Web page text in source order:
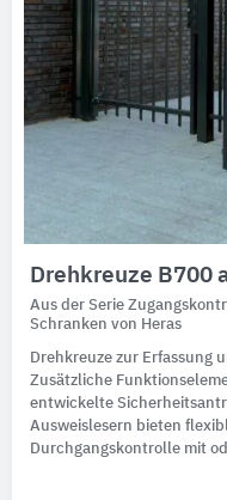
Expertenprofile
Drehkreuze B700
Aus der Serie
Schranken von Heras
Drehkreuze zur Erfassung
Zusätzliche
entwickelte
Ausweislesern bieten
Durchgangskontrolle mit